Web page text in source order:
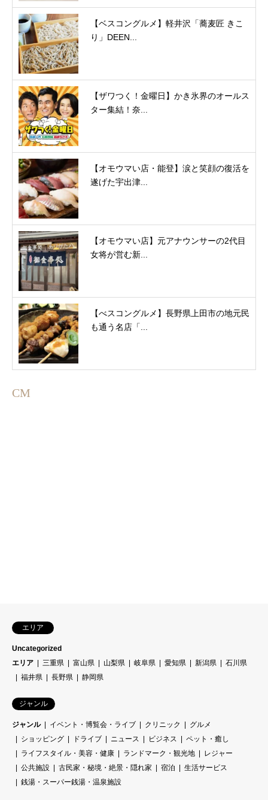
【ベスコングルメ】軽井沢「蕎麦匠 きこ
り」DEEN...
【ザワつく！金曜日】かき氷界のオールス
ター集結！奈...
【オモウマい店・能登】涙と笑顔の復活を
遂げた宇出津...
【オモウマい店】元アナウンサーの2代目
女将が営む新...
【べスコングルメ】長野県上田市の地元民
も通う名店「...
CM
エリア
Uncategorized
エリア
三重県 富山県 山梨県 岐阜県 愛知県 新潟県
石川県
福井県
長野県 静岡県
ジャンル
ジャンル イベント・博覧会・ライブ クリニック
グルメ
ショッピング
ドライブ ニュース ビジネス
ペット・癒し
ライフスタイル・美容・健康
ランドマーク・観光地
レジャー
公共施設
古民家・秘境・絶景・隠れ家 宿泊
生活サービス
銭湯・スーパー銭湯・温泉施設